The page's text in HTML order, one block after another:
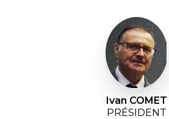
Ivan COMET
PRÉSIDENT